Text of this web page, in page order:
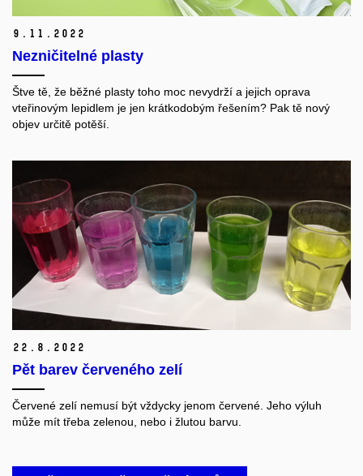
9. 11. 2022
Nezničitelné plasty
Štve tě, že běžné plasty toho moc nevydrží a jejich oprava
vteřinovým lepidlem je jen krátkodobým řešením? Pak tě nový
objev určitě potěší.
22. 8. 2022
Pět barev červeného zelí
Červené zelí nemusí být vždycky jenom červené. Jeho výluh
může mít třeba zelenou, nebo i žlutou barvu.